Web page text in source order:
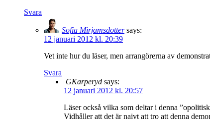
Svara
Sofia Mirjamsdotter says:
12 januari 2012 kl. 20:39
Vet inte hur du läser, men arrangörerna av
Svara
GKarperyd says:
12 januari 2012 kl. 20:57
Läser också vilka som deltar i denna
Vidhåller att det är naivt att tro att denna